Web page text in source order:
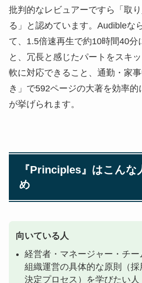
批判的なレビュアーですら「取
る」と認めています。Audibleな
て、1.5倍速再生で約10時間40分
と、冗長と感じたパートをスキ
軟に対応できること、通勤・家
き」で592ページの大著を効率的
が挙げられます。
『Principles』はこんな
め
向いている人
経営者・マネージャー・チー
組織運営の具体的な原則（採
決定プロセス）を学びたい人